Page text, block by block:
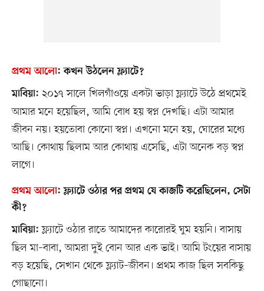
প্রথম আলো:কখন উঠলেন ফ্ল্যাটে?
মাবিয়া: ২০১৭ সালে খিলগাঁওয়ে একটা ভাড়া ফ্ল্যাটে উঠে প্রথমেই
আমার মনে হয়েছিল, আমি বোধ হয় স্বপ্ন দেখছি। এটা আমার
জীবন নয়। হয়তোবা কোনো স্বপ্ন। এখনো মনে হয়, ঘোরের মধ্যে
আছি। কোথায় ছিলাম আর কোথায় এসেছি, এটা অনেক বড় স্বপ্ন
লাগে।
প্রথম আলো:ফ্ল্যাটে ওঠার পর প্রথম যে কাজটি করেছিলেন, সেটা
কী?
মাবিয়া: ফ্ল্যাটে ওঠার রাতে আমাদের কারোরই ঘুম হয়নি। বাসায়
ছিল মা–বাবা, আমরা দুই বোন আর এক ভাই। আমি টংয়ের বাসায়
বড় হয়েছি, সেখান থেকে ফ্ল্যাট–জীবন। প্রথম কাজ ছিল সবকিছু
গোছানো।